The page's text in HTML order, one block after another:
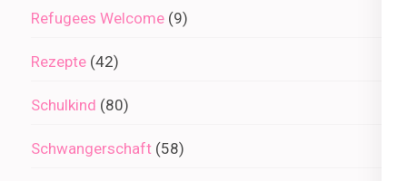
Refugees Welcome (9)
Rezepte (42)
Schulkind (80)
Schwangerschaft (58)